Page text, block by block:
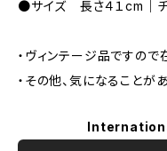
●サイズ 長さ４１cm｜チ
・ヴィンテージ品ですの
・その他、気になることが